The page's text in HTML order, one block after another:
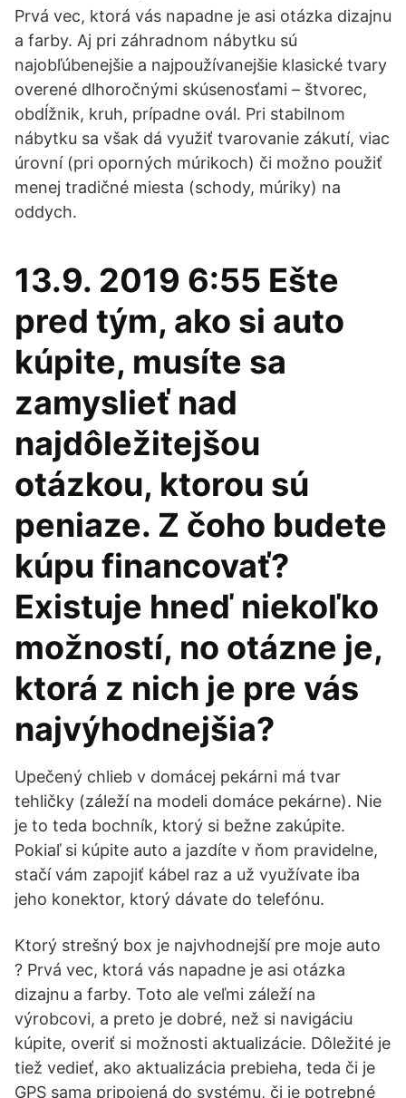
Prvá vec, ktorá vás napadne je asi otázka dizajnu
a farby. Aj pri záhradnom nábytku sú
najobľúbenejšie a najpoužívanejšie klasické tvary
overené dlhoročnými skúsenosťami – štvorec,
obdĺžnik, kruh, prípadne ovál. Pri stabilnom
nábytku sa však dá využiť tvarovanie zákutí, viac
úrovní (pri oporných múrikoch) či možno použiť
menej tradičné miesta (schody, múriky) na
oddych.
13.9. 2019 6:55 Ešte
pred tým, ako si auto
kúpite, musíte sa
zamyslieť nad
najdôležitejšou
otázkou, ktorou sú
peniaze. Z čoho budete
kúpu financovať?
Existuje hneď niekoľko
možností, no otázne je,
ktorá z nich je pre vás
najvýhodnejšia?
Upečený chlieb v domácej pekárni má tvar
tehličky (záleží na modeli domáce pekárne). Nie
je to teda bochník, ktorý si bežne zakúpite.
Pokiaľ si kúpite auto a jazdíte v ňom pravidelne,
stačí vám zapojiť kábel raz a už využívate iba
jeho konektor, ktorý dávate do telefónu.
Ktorý strešný box je najvhodnejší pre moje auto
? Prvá vec, ktorá vás napadne je asi otázka
dizajnu a farby. Toto ale veľmi záleží na
výrobcovi, a preto je dobré, než si navigáciu
kúpite, overiť si možnosti aktualizácie. Dôležité je
tiež vedieť, ako aktualizácia prebieha, teda či je
GPS sama pripojená do systému, či je potrebné